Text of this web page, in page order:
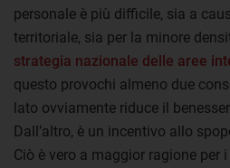
personale è più difficile, sia a
territoriale, sia per la minore
strategia nazionale delle aree
questo provochi almeno due
lato ovviamente riduce il
Dall’altro, è un incentivo allo
Ciò è vero a maggior ragione per